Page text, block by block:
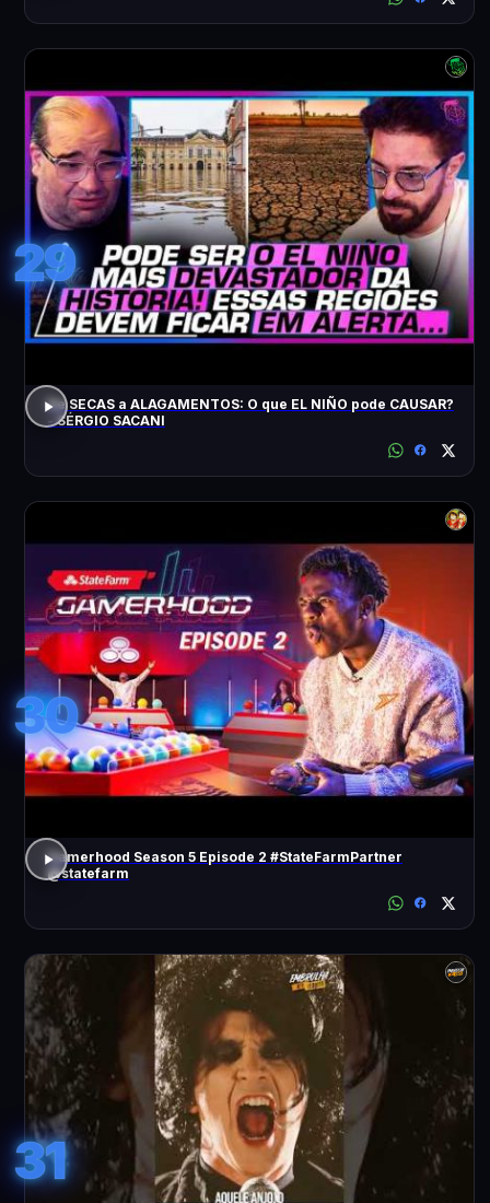
29
De SECAS a ALAGAMENTOS: O que EL NIÑO pode CAUSAR?
- SÉRGIO SACANI
30
Gamerhood Season 5 Episode 2 #StateFarmPartner
@statefarm
31